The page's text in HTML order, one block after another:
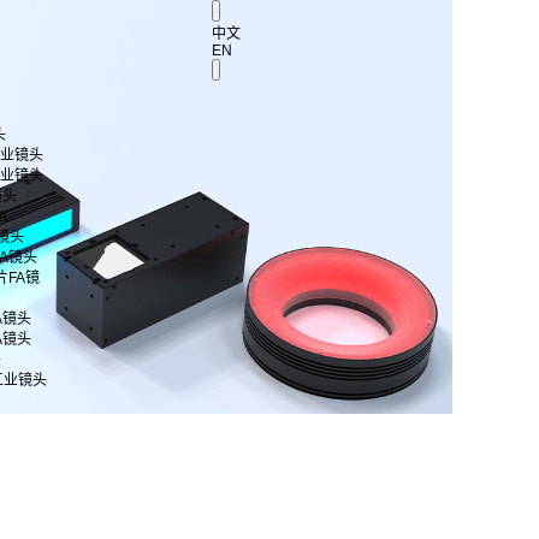
镜头
镜头
头
镜头
FA镜
头
头
业镜头
中文
EN